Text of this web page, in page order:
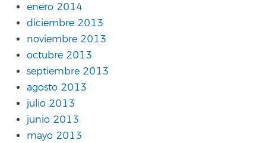
enero 2014
diciembre 2013
noviembre 2013
octubre 2013
septiembre 2013
agosto 2013
julio 2013
junio 2013
mayo 2013